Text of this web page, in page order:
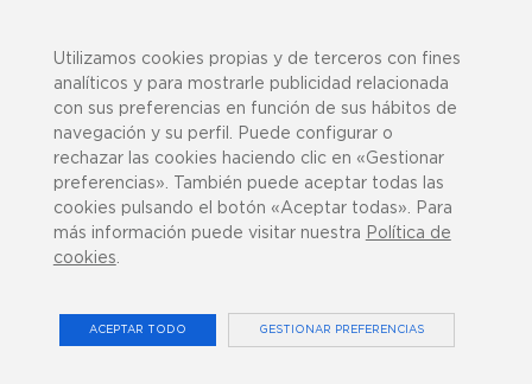
Inicio Rulo Fascial Pro Pinofit
Utilizamos cookies propias y de terceros con fines
analíticos y para mostrarle publicidad relacionada
con sus preferencias en función de sus hábitos de
navegación y su perfil. Puede configurar o
rechazar las cookies haciendo clic en «Gestionar
preferencias». También puede aceptar todas las
cookies pulsando el botón «Aceptar todas». Para
más información puede visitar nuestra Política de
cookies.
ACEPTAR TODO GESTIONAR PREFERENCIAS